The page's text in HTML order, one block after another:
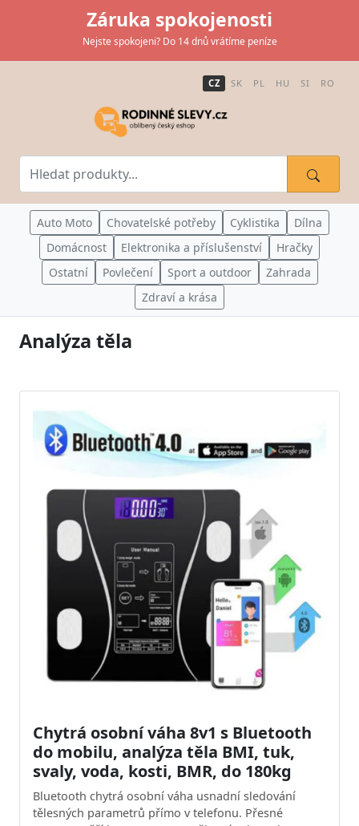
Záruka spokojenosti
Nejste spokojeni? Do 14 dnů vrátíme peníze
CZ SK PL HU SI RO
Auto Moto Chovatelské potřeby Cyklistika
Dílna
Domácnost
Elektronika a příslušenství
Hračky
Ostatní
Povlečení Sport a outdoor
Zahrada
Zdraví a krása
Analýza těla
Chytrá osobní váha 8v1 s Bluetooth
do mobilu, analýza těla BMI, tuk,
svaly, voda, kosti, BMR, do 180kg
Bluetooth chytrá osobní váha usnadní sledování
tělesných parametrů přímo v telefonu. Přesné